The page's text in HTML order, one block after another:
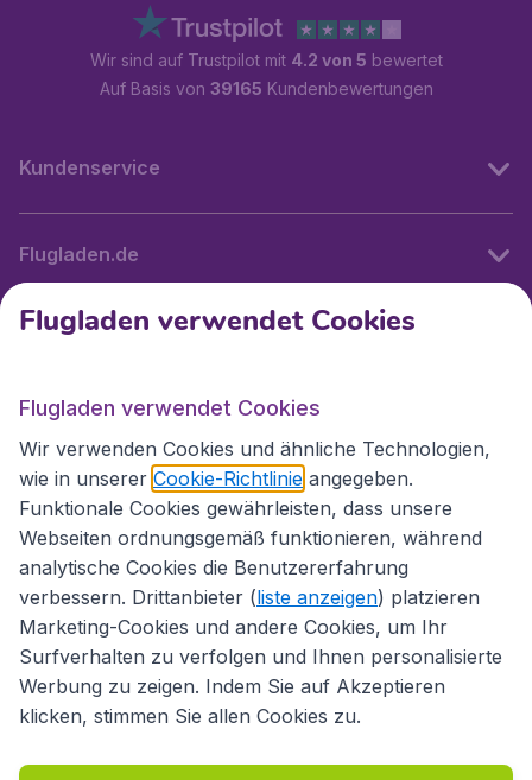
Wir sind auf Trustpilot mit 4.2 von 5 bewertet
Auf Basis von 39165 Kundenbewertungen
Kundenservice
Flugladen.de
Internationale Webseiten
Folgen Sie uns:
Flugladen verwendet Cookies
Flugladen verwendet Cookies
Wir verwenden Cookies und ähnliche Technologien,
wie in unserer Cookie-Richtlinie angegeben.
Funktionale Cookies gewährleisten, dass unsere
Webseiten ordnungsgemäß funktionieren, während
analytische Cookies die Benutzererfahrung
verbessern. Drittanbieter (liste anzeigen) platzieren
Marketing-Cookies und andere Cookies, um Ihr
Surfverhalten zu verfolgen und Ihnen personalisierte
Werbung zu zeigen. Indem Sie auf Akzeptieren
klicken, stimmen Sie allen Cookies zu.